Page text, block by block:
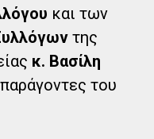
και των
της
κ. Βασίλη
του